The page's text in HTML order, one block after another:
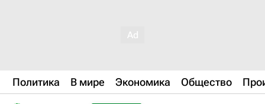
Политика В мире Экономика Общество